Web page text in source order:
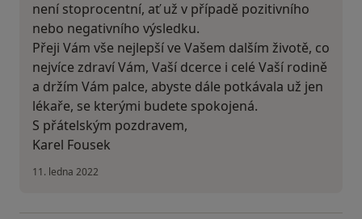
není stoprocentní, ať už v případě pozitivního
nebo negativního výsledku.
Přeji Vám vše nejlepší ve Vašem dalším životě, co
nejvíce zdraví Vám, Vaší dcerce i celé Vaší rodině
a držím Vám palce, abyste dále potkávala už jen
lékaře, se kterými budete spokojená.
S přátelským pozdravem,
Karel Fousek
11. ledna 2022